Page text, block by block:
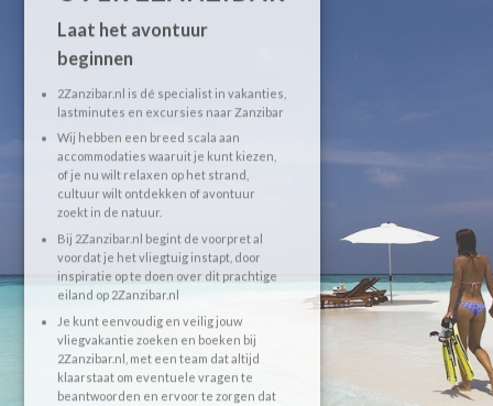
Laat het avontuur
beginnen
2Zanzibar.nl is dé specialist in vakanties,
lastminutes en excursies naar Zanzibar
Wij hebben een breed scala aan
accommodaties waaruit je kunt kiezen,
of je nu wilt relaxen op het strand,
cultuur wilt ontdekken of avontuur
zoekt in de natuur.
Bij 2Zanzibar.nl begint de voorpret al
voordat je het vliegtuig instapt, door
inspiratie op te doen over dit prachtige
eiland op 2Zanzibar.nl
Je kunt eenvoudig en veilig jouw
vliegvakantie zoeken en boeken bij
2Zanzibar.nl, met een team dat altijd
klaarstaat om eventuele vragen te
beantwoorden en ervoor te zorgen dat